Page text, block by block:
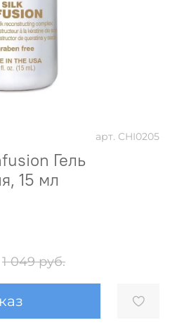
арт. CHI0205
Гель
15 мл
1 049 руб.